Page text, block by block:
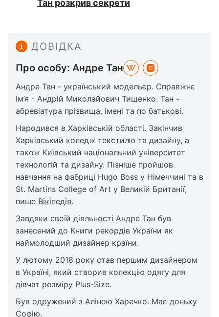
Тан розкрив секрети
ДОВІДКА
Про особу: Андре Тан
Андре Тан - український модельєр. Справжнє
ім’я - Андрій Миколайович Тищенко. Тан -
абревіатура прізвища, імені та по батькові.
Народився в Харківській області. Закінчив
Харківський коледж текстилю та дизайну, а
також Київський національний університет
технологій та дизайну. Пізніше пройшов
навчання на фабриці Hugo Boss у Німеччині та в
St. Martins College of Art у Великій Британії,
пише Вікіпедія.
Завдяки своїй діяльності Андре Тан був
занесений до Книги рекордів України як
наймолодший дизайнер країни.
У лютому 2018 року став першим дизайнером
в Україні, який створив колекцію одягу для
дівчат розміру Plus-Size.
Був одружений з Аліною Харечко. Має доньку
Софію.